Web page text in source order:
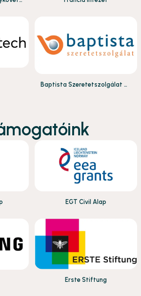
Baptista Szeretetszolgálat Al
EGT Civil Alap
Erste Stiftung